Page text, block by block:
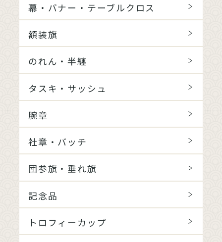
幕・バナー・テーブルクロス
額装旗
のれん・半纏
タスキ・サッシュ
腕章
社章・バッチ
団参旗・垂れ旗
記念品
トロフィーカップ